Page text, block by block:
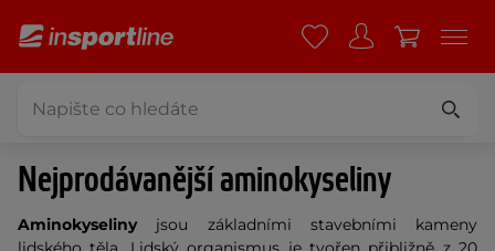
Nejprodávanější aminokyseliny
Aminokyselinyjsou základními stavebními kameny